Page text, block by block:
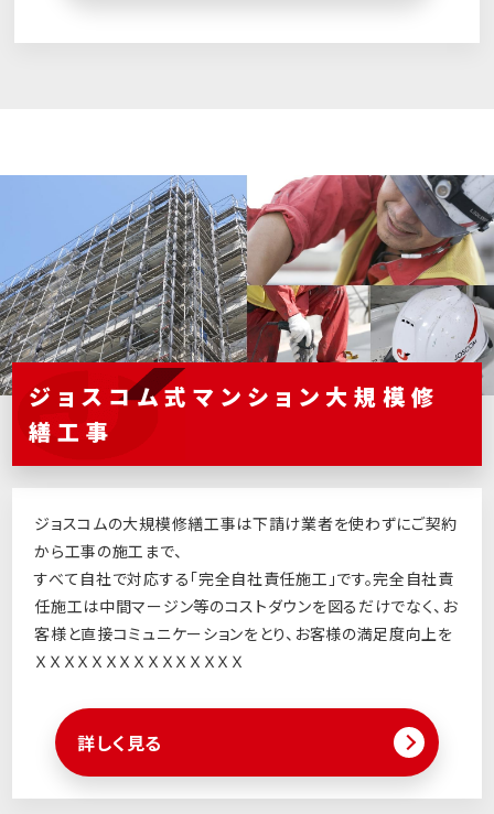
ジョスコム式マンション大規模修
繕工事
ジョスコムの大規模修繕工事は下請け業者を使わずにご契約
から工事の施工まで、
すべて自社で対応する「完全自社責任施工」です。完全自社責
任施工は中間マージン等のコストダウンを図るだけでなく、お
客様と直接コミュニケーションをとり、お客様の満足度向上を
ＸＸＸＸＸＸＸＸＸＸＸＸＸＸＸ
詳しく見る